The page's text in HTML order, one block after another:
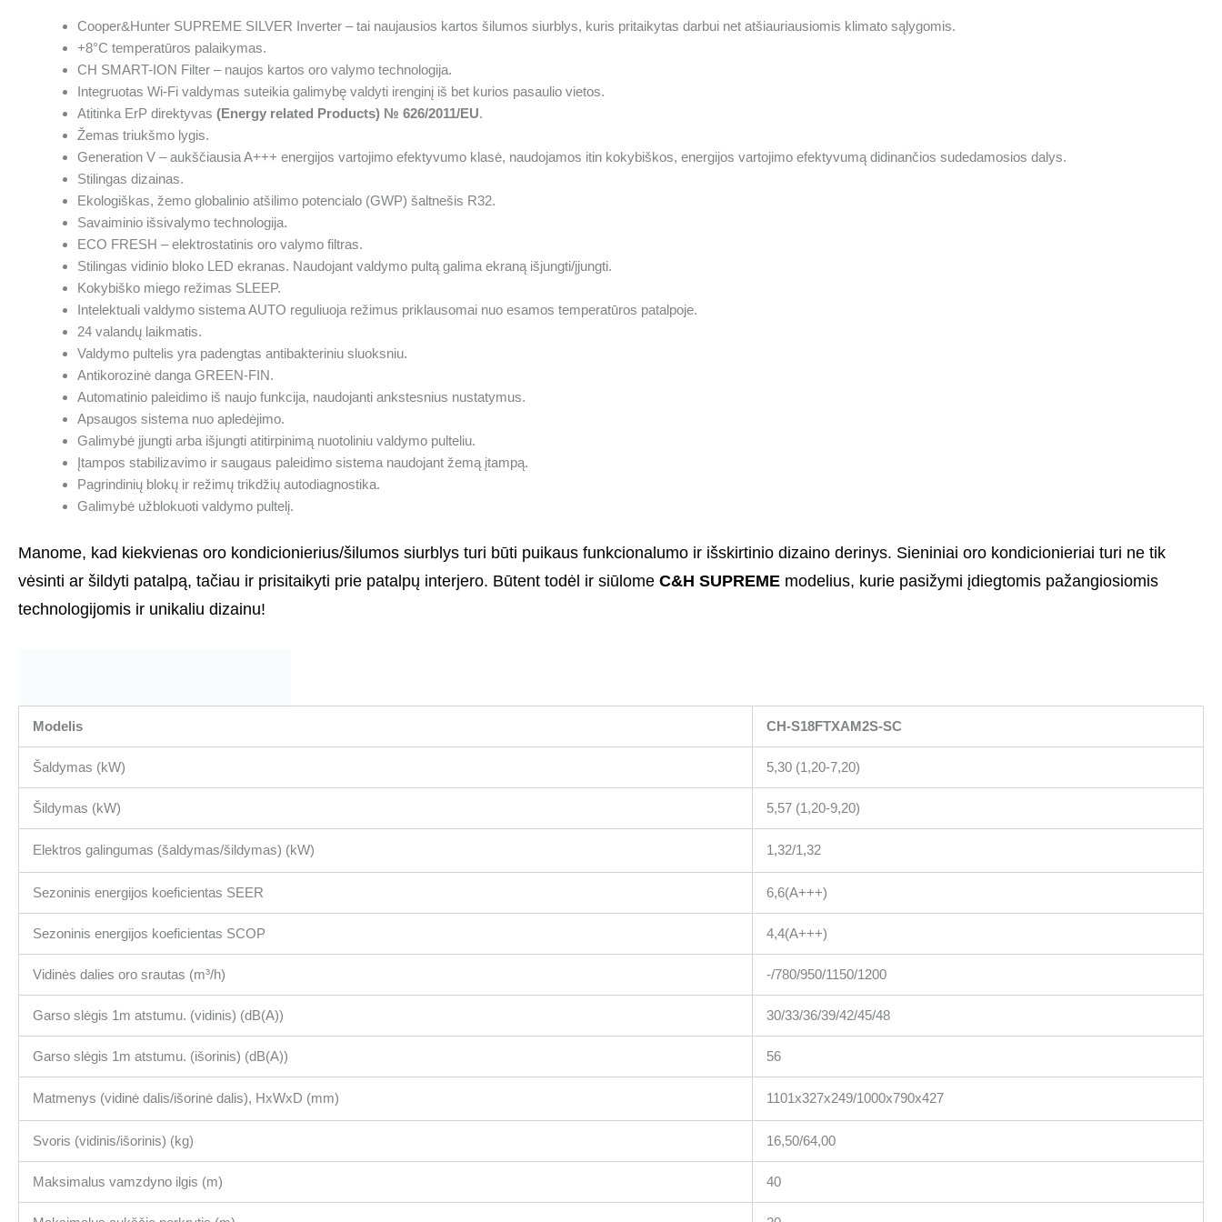
Cooper&Hunter SUPREME SILVER Inverter – tai naujausios kartos šilumos siurblys, kuris pritaikytas darbui net atšiauriausiomis klimato sąlygomis.
+8°C temperatūros palaikymas.
CH SMART-ION Filter – naujos kartos oro valymo technologija.
Integruotas Wi-Fi valdymas suteikia galimybę valdyti irenginį iš bet kurios pasaulio vietos.
Atitinka ErP direktyvas (Energy related Products) № 626/2011/EU.
Žemas triukšmo lygis.
Generation V – aukščiausia A+++ energijos vartojimo efektyvumo klasė, naudojamos itin kokybiškos, energijos vartojimo efektyvumą didinančios sudedamosios dalys.
Stilingas dizainas.
Ekologiškas, žemo globalinio atšilimo potencialo (GWP) šaltnešis R32.
Savaiminio išsivalymo technologija.
ECO FRESH – elektrostatinis oro valymo filtras.
Stilingas vidinio bloko LED ekranas. Naudojant valdymo pultą galima ekraną išjungti/įjungti.
Kokybiško miego režimas SLEEP.
Intelektuali valdymo sistema AUTO reguliuoja režimus priklausomai nuo esamos temperatūros patalpoje.
24 valandų laikmatis.
Valdymo pultelis yra padengtas antibakteriniu sluoksniu.
Antikorozinė danga GREEN-FIN.
Automatinio paleidimo iš naujo funkcija, naudojanti ankstesnius nustatymus.
Apsaugos sistema nuo apledėjimo.
Galimybė įjungti arba išjungti atitirpinimą nuotoliniu valdymo pulteliu.
Įtampos stabilizavimo ir saugaus paleidimo sistema naudojant žemą įtampą.
Pagrindinių blokų ir režimų trikdžių autodiagnostika.
Galimybė užblokuoti valdymo pultelį.
Manome, kad kiekvienas oro kondicionierius/šilumos siurblys turi būti puikaus funkcionalumo ir išskirtinio dizaino derinys. Sieniniai oro kondicionieriai turi ne tik
vėsinti ar šildyti patalpą, tačiau ir prisitaikyti prie patalpų interjero. Būtent todėl ir siūlome C&H SUPREME modelius, kurie pasižymi įdiegtomis pažangiosiomis
technologijomis ir unikaliu dizainu!
Modelis CH-S18FTXAM2S-SC
Šaldymas (kW) 5,30 (1,20-7,20)
Šildymas (kW) 5,57 (1,20-9,20)
Elektros galingumas (šaldymas/šildymas) (kW) 1,32/1,32
Sezoninis energijos koeficientas SEER 6,6(А+++)
Sezoninis energijos koeficientas SCOP 4,4(А+++)
Vidinės dalies oro srautas (m³/h) -/780/950/1150/1200
Garso slėgis 1m atstumu. (vidinis) (dB(A)) 30/33/36/39/42/45/48
Garso slėgis 1m atstumu. (išorinis) (dB(A)) 56
Matmenys (vidinė dalis/išorinė dalis), HxWxD (mm) 1101х327х249/1000х790х427
Svoris (vidinis/išorinis) (kg) 16,50/64,00
Maksimalus vamzdyno ilgis (m) 40